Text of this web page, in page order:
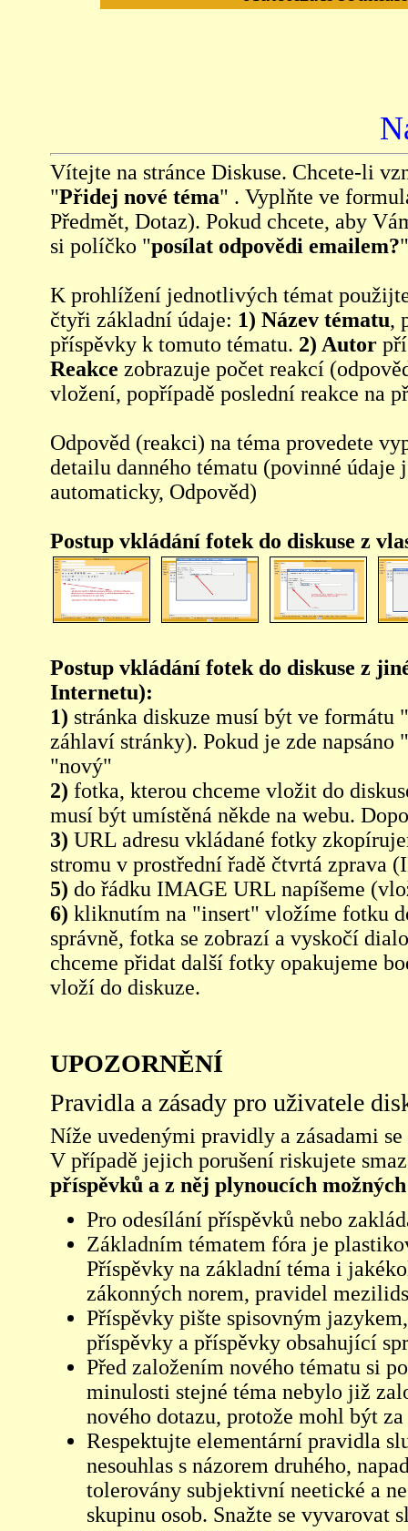
Vítejte na stránce Diskuse. Chcete-li
"Přidej nové téma" . Vyplňte ve
Předmět, Dotaz). Pokud chcete, aby
si políčko "posílat odpovědi emailem?
K prohlížení jednotlivých témat
čtyři základní údaje: 1) Název tématu,
příspěvky k tomuto tématu. 2) Autor
Reakce zobrazuje počet reakcí
vložení, popřípadě poslední reakce na
Odpověd (reakci) na téma provedete
detailu danného tématu (povinné údaje
automaticky, Odpověd)
Postup vkládání fotek do diskuse z
Postup vkládání fotek do diskuse z
Internetu):
1) stránka diskuze musí být ve
záhlaví stránky). Pokud je zde
"nový"
2) fotka, kterou chceme vložit do
musí být umístěná někde na webu.
3) URL adresu vkládané fotky
stromu v prostřední řadě čtvrtá zprava
5) do řádku IMAGE URL napíšeme
6) kliknutím na "insert" vložíme fotku
správně, fotka se zobrazí a vyskočí
chceme přidat další fotky opakujeme
vloží do diskuze.
UPOZORNĚNÍ
Pravidla a zásady pro uživatele
Níže uvedenými pravidly a zásadami
V případě jejich porušení riskujete
příspěvků a z něj plynoucích
Pro odesílání příspěvků nebo
Základním tématem fóra je
Příspěvky na základní téma i
zákonných norem, pravidel
Příspěvky pište spisovným
příspěvky a příspěvky obsahující
Před založením nového tématu si
minulosti stejné téma nebylo již
nového dotazu, protože mohl být
Respektujte elementární pravidla
nesouhlas s názorem druhého,
tolerovány subjektivní neetické a
skupinu osob. Snažte se vyvarovat